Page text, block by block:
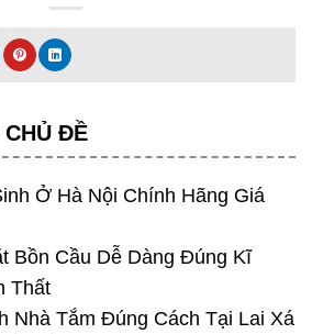
CHỦ ĐỀ
Ở Hà Nội Chính Hãng Giá
Bồn Cầu Dễ Dàng Đúng Kĩ
Thất
Nhà Tắm Đúng Cách Tại Lai Xá